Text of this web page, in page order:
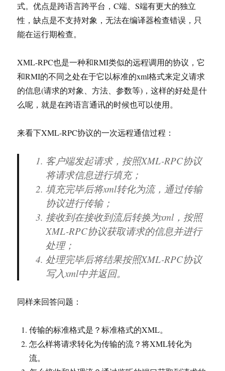
式。优点是跨语言跨平台，C端、S端有更大的独立
性，缺点是不支持对象，无法在编译器检查错误，只
能在运行期检查。
XML-RPC也是一种和RMI类似的远程调用的协议，它
和RMI的不同之处在于它以标准的xml格式来定义请求
的信息(请求的对象、方法、参数等)，这样的好处是什
么呢，就是在跨语言通讯的时候也可以使用。
来看下XML-RPC协议的一次远程通信过程：
客户端发起请求，按照XML-RPC协议
将请求信息进行填充；
填充完毕后将xml转化为流，通过传输
协议进行传输；
接收到在接收到流后转换为xml，按照
XML-RPC协议获取请求的信息并进行
处理；
处理完毕后将结果按照XML-RPC协议
写入xml中并返回。
同样来回答问题：
传输的标准格式是？标准格式的XML。
怎么样将请求转化为传输的流？将XML转化为
流。